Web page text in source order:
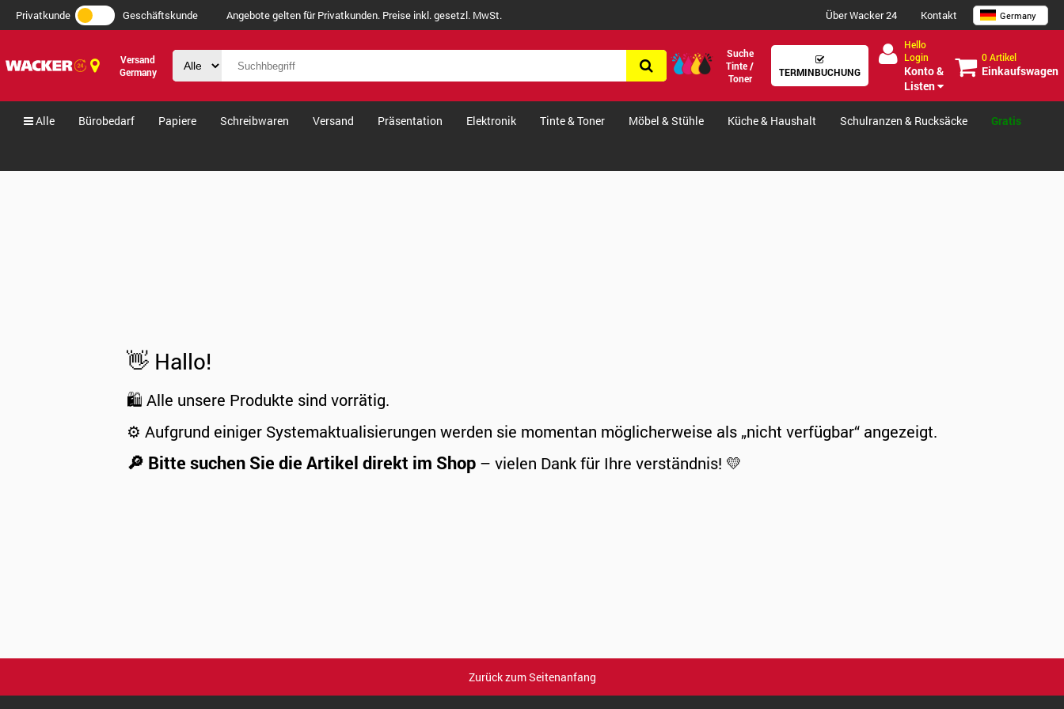
Privatkunde Geschäftskunde Angebote gelten für Privatkunden. Preise inkl. gesetzl. MwSt. Über Wacker 24 Kontakt Germany
Versand
Germany
Suche
Tinte /
Toner
TERMINBUCHUNG
Hello
Login
Konto &
Listen
0 Artikel
Einkaufswagen
Alle Bürobedarf Papiere Schreibwaren Versand Präsentation Elektronik Tinte & Toner Möbel & Stühle Küche & Haushalt Schulranzen & Rucksäcke Gratis
👋 Hallo!
🛍️ Alle unsere Produkte sind vorrätig.
⚙️ Aufgrund einiger Systemaktualisierungen werden sie momentan möglicherweise als „nicht verfügbar“ angezeigt.
🔎 Bitte suchen Sie die Artikel direkt im Shop – vielen Dank für Ihre verständnis! 💛
Zurück zum Seitenanfang